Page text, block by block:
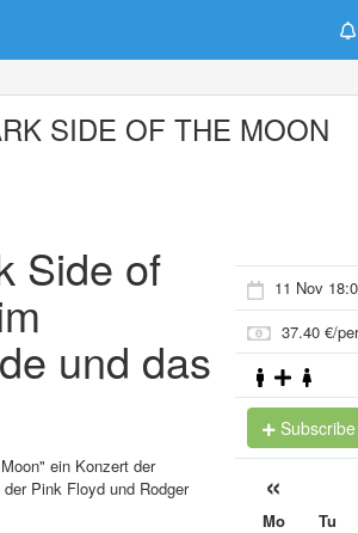
SIDE OF THE MOON
Side of
und das
ein Konzert der
Pink Floyd und Rodger
11 Nov
37.40 €/
Subscribe
«
Mo Tu